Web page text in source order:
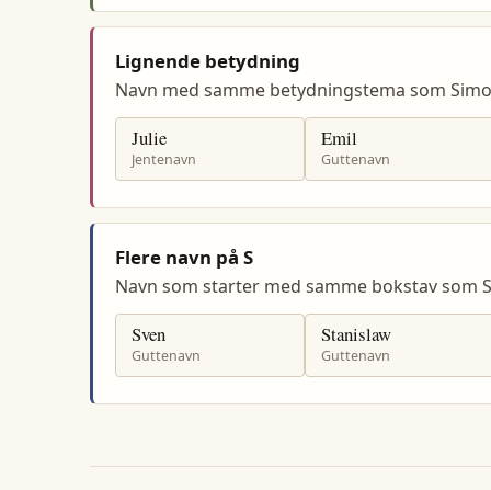
Lignende betydning
Navn med samme betydningstema som
Julie
Jentenavn
Emil
Guttenavn
Flere navn på S
Navn som starter med samme bokstav som
Sven
Guttenavn
Stanislaw
Guttenavn